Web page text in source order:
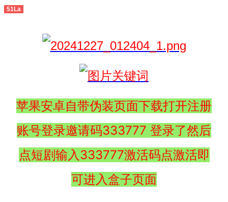
51La
苹果安卓自带伪装页面下载打开注册
账号登录邀请码333777 登录了然后
点短剧输入333777激活码点激活即
可进入盒子页面